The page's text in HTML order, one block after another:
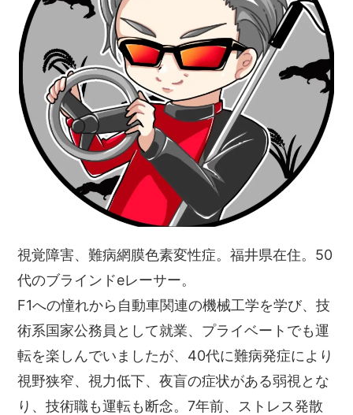
視覚障害、難病網膜色素変性症。福井県在住。50
代のブラインドeレーサー。
F1への憧れから自動車関連の機械工学を学び、技
術系国家公務員として就業、プライベートでも運
転を楽しんでいましたが、40代に難病発症により
視野狭窄、視力低下、夜盲の症状がある弱視とな
り、技術職も運転も断念。7年前、ストレス発散